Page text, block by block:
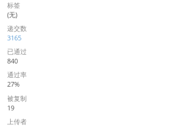
标签
(无)
递交数
3165
已通过
840
通过率
27%
被复制
19
上传者